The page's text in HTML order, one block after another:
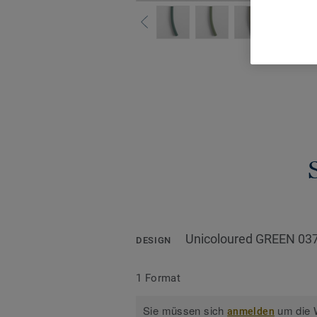
DESIGN Unicoloured GREEN
1 Format
Sie müssen sichanmelden um die